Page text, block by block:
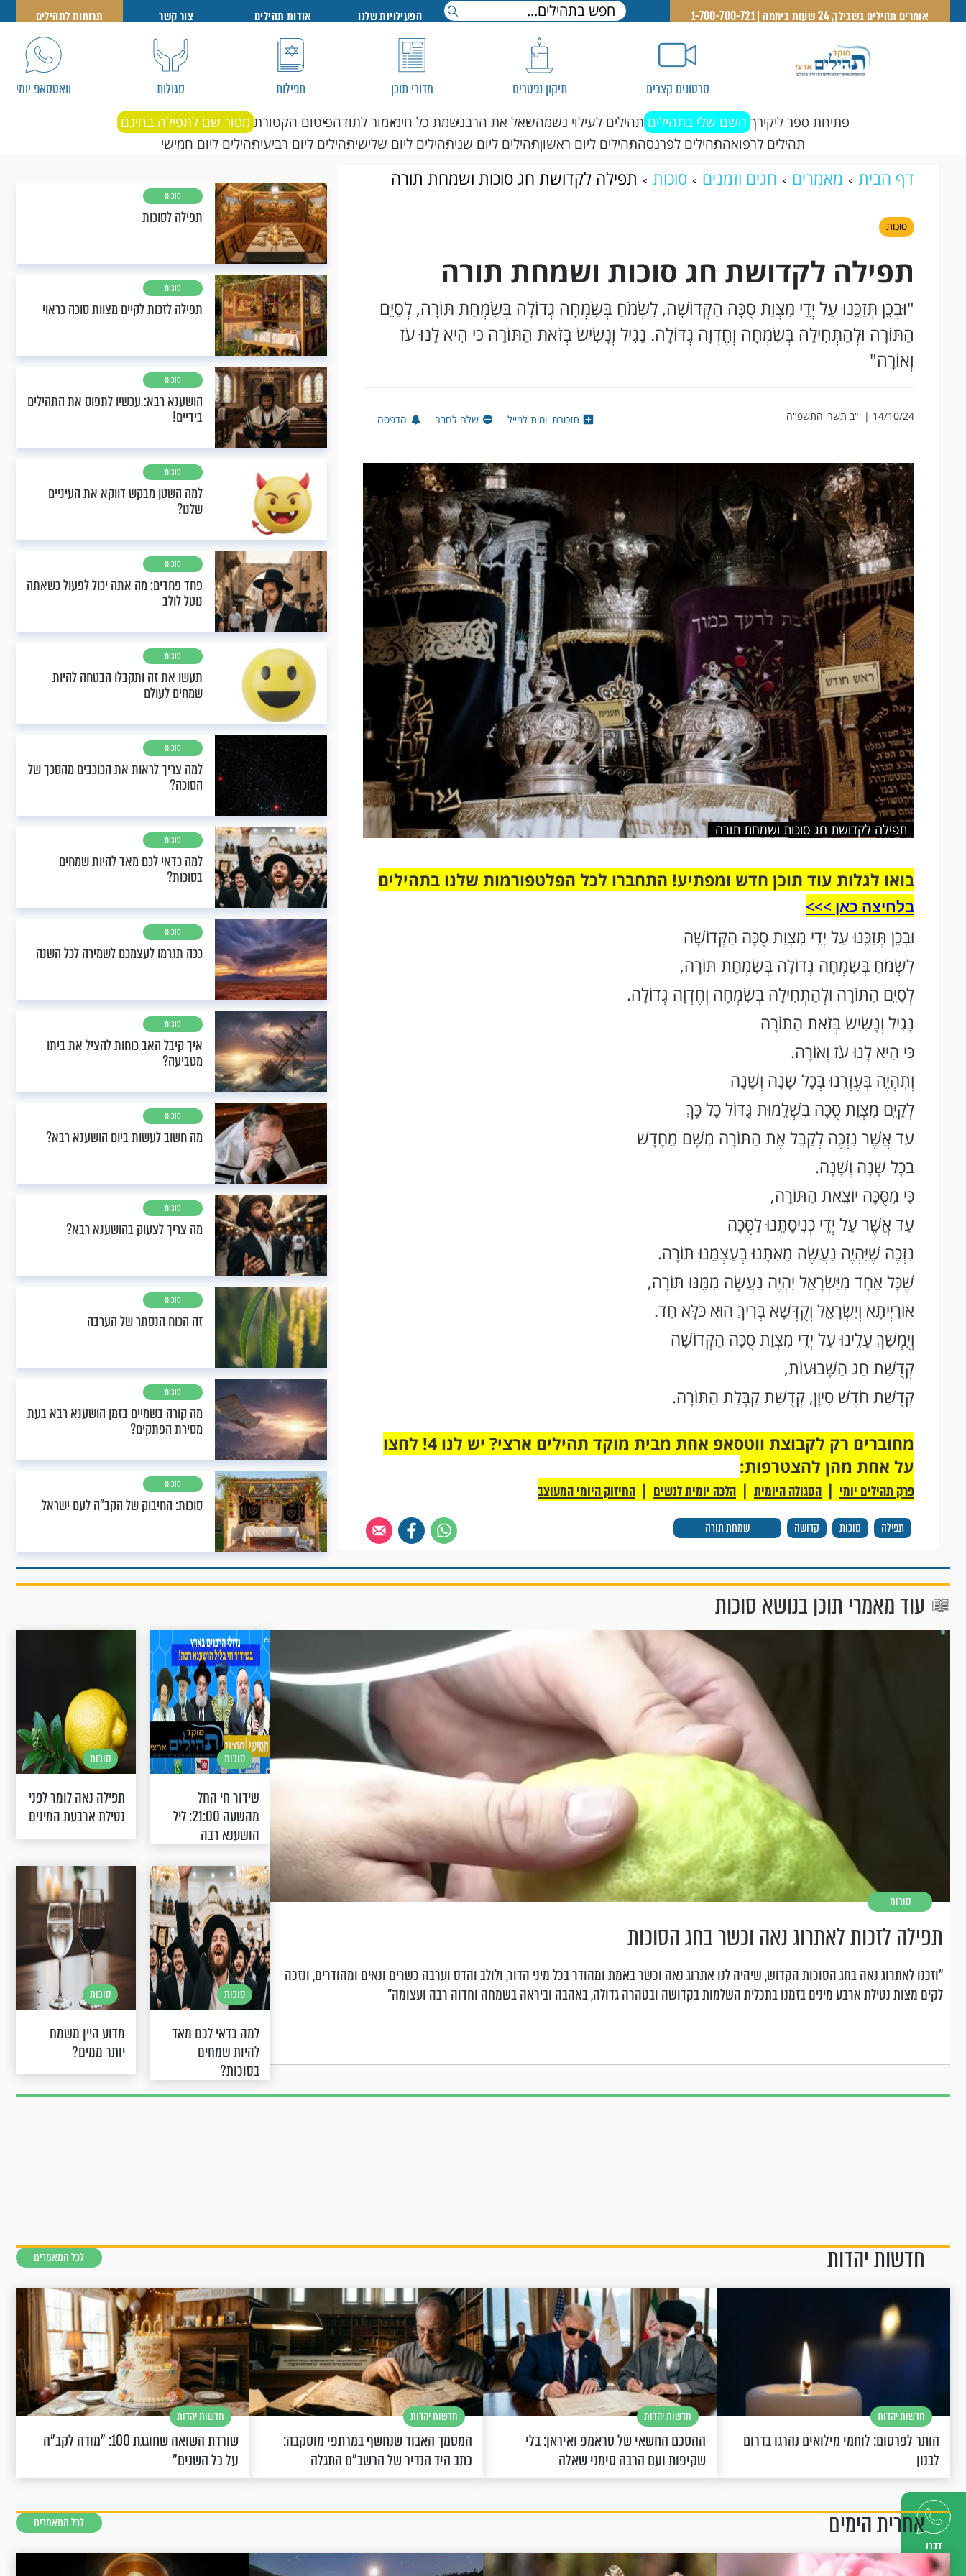
דברו
איתנו
אומרים תהילים בשבילך, 24 שעות ביממה | 1-700-700-721 הפעילויות שלנו אודות תהילים צור קשר תרומות לתהילים
סרטונים קצרים תיקון נפטרים מדורי תוכן תפילות סגולות וואטסאפ יומי
פתיחת ספר ליקירך השם שלי בתהילים תהילים לעילוי נשמהשאל את הרבנשמת כל חימזמור לתודהפיטום הקטורת מסור שם לתפילה בחינם
תהילים לרפואהתהילים לפרנסהתהילים ליום ראשוןתהילים ליום שניתהילים ליום שלישיתהילים ליום רביעיתהילים ליום חמישי
דף הבית מאמרים חגים וזמנים סוכות תפילה לקדושת חג סוכות ושמחת תורה
סוכות
תפילה לקדושת חג סוכות ושמחת תורה
"וּבְכֵן תְּזַכֵּנוּ עַל יְדֵי מִצְוַת סֻכָּה הַקְּדוֹשָׁה, לִשְׂמֹחַ בְּשִׂמְחָה גְדוֹלָה בְּשִׂמְחַת תּוֹרָה, לְסַיֵּם
הַתּוֹרָה וּלְהַתְחִילָהּ בְּשִׂמְחָה וְחֶדְוָה גְדוֹלָה. נָגִיל וְנָשִׂישׂ בְּזֹאת הַתּוֹרָה כּי הִיא לָנוּ עֹז
וְאוֹרָה"
14/10/24 | י"ב תשרי התשפ"ה תזכורת יומית למייל שלח לחבר הדפסה
תפילה לקדושת חג סוכות ושמחת תורה
בואו לגלות עוד תוכן חדש ומפתיע! התחברו לכל הפלטפורמות שלנו בתהילים
בלחיצה כאן >>>​
וּבְכֵן תְּזַכֵּנוּ עַל יְדֵי מִצְוַת סֻכָּה הַקְּדוֹשָׁה
לִשְׂמֹחַ בְּשִׂמְחָה גְדוֹלָה בְּשִׂמְחַת תּוֹרָה,
לְסַיֵּם הַתּוֹרָה וּלְהַתְחִילָהּ בְּשִׂמְחָה וְחֶדְוָה גְדוֹלָה.
נָגִיל וְנָשִׂישׂ בְּזֹאת הַתּוֹרָה
כּי הִיא לָנוּ עֹז וְאוֹרָה.
וְתִהְיֶה בְּעֶזְרֵנוּ בְּכָל שָׁנָה וְשָׁנָה
לְקַיֵּם מִצְוַת סֻכָּה בִּשְׁלֵמוּת גָּדוֹל כָּל כָּךְ
עד אֲשֶׁר נִזְכֶּה לְקַבֵּל אֶת הַתּוֹרָה מִשָּׁם מֵחָדָשׁ
בכָל שָׁנָה וְשָׁנָה.
כִּי מִסֻּכָּה יוֹצֵאת הַתּוֹרָה,
עַד אֲשֶׁר עַל יְדֵי כְּנִיסָתֵנוּ לַסֻּכָּה
נִזְכֶּה שֶׁיִּהְיֶה נַעֲשֶׂה מֵאִתָּנוּ בְּעַצְמֵנוּ תּוֹרָה.
שֶׁכָּל אֶחָד מִיִּשְׂרָאֵל יִהְיֶה נַעֲשָׂה מִמֶּנּוּ תּוֹרָה,
אוֹרַיְיתָא וְיִשְׂרָאֵל וְקֻדְּשָׁא בְּרִיךְ הוּא כֹּלָּא חַד.
וְיֻמְשַׁךְ עָלֵינוּ עַל יְדֵי מִצְוַת סֻכָּה הַקְּדוֹשָׁה
קְדֻשַּׁת חַג הַשָּׁבוּעוֹת,
קְדֻשַּׁת חֹדֶשׁ סִיוָן, קְדֻשַּׁת קַבָּלַת הַתּוֹרָה.
תפילה סוכות קדושה שמחת תורה
מחוברים רק לקבוצת ווטסאפ אחת מבית מוקד תהילים ארצי? יש לנו 4! לחצו
על אחת מהן להצטרפות:
פרק תהילים יומי | הסגולה היומית | הלכה יומית לנשים | החיזוק היומי המעוצב
סוכות
תפילה לסוכות
סוכות
תפילה לזכות לקיים מצוות סוכה כראוי
סוכות
הושענא רבא: עכשיו לתפוס את התהילים
בידיים!
סוכות
למה השטן מבקש דווקא את העיניים
שלנו?
סוכות
פחד פחדים: מה אתה יכול לפעול כשאתה
נוטל לולב
סוכות
תעשו את זה ותקבלו הבטחה להיות
שמחים לעולם
סוכות
למה צריך לראות את הכוכבים מהסכך של
הסוכה?
סוכות
למה כדאי לכם מאד להיות שמחים
בסוכות?
סוכות
ככה תגרמו לעצמכם לשמירה לכל השנה
סוכות
איך קיבל האב כוחות להציל את ביתו
מטביעה?
סוכות
מה חשוב לעשות ביום הושענא רבא?
סוכות
מה צריך לצעוק בהושענא רבא?
סוכות
זה הכוח הנסתר של הערבה
סוכות
מה קורה בשמיים בזמן הושענא רבא בעת
מסירת הפתקים?
סוכות
סוכות: החיבוק של הקב"ה לעם ישראל
עוד מאמרי תוכן בנושא סוכות
סוכות
תפילה לזכות לאתרוג נאה וכשר בחג הסוכות
"וזכנו לאתרוג נאה בחג הסוכות הקדוש, שיהיה לנו אתרוג נאה וכשר באמת ומהודר בכל מיני הדור, ולולב והדס וערבה כשרים ונאים ומהודרים, ונזכה
לקים מצות נטילת ארבע מינים בזמנו בתכלית השלמות בקדושה ובטהרה גדולה, באהבה וביראה בשמחה וחדוה רבה ועצומה"
סוכות
שידור חי החל
מהשעה 21:00: ליל
הושענא רבה
סוכות
תפילה נאה לומר לפני
נטילת ארבעת המינים
סוכות
למה כדאי לכם מאד
להיות שמחים
בסוכות?
סוכות
מדוע היין משמח
יותר ממים?
חדשות יהדות לכל המאמרים
חדשות יהדות
הותר לפרסום: לוחמי מילואים נהרגו בדרום
לבנון
חדשות יהדות
ההסכם החשאי של טראמפ ואיראן: בלי
שקיפות ועם הרבה סימני שאלה
חדשות יהדות
המסמך האבוד שנחשף במרתפי מוסקבה:
כתב היד הנדיר של הרשב"ם התגלה
חדשות יהדות
שורדת השואה שחוגגת 100: "מודה לקב"ה
על כל השנים"
אחרית הימים לכל המאמרים